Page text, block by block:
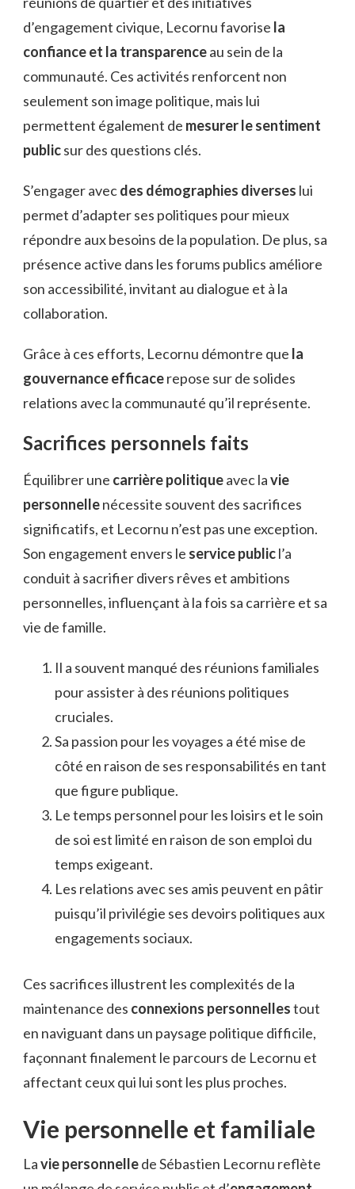
d’engagement civique, Lecornu favorise la
confiance et la transparenceau sein de la
communauté. Ces activités renforcent non
seulement son image politique, mais lui
permettent également de mesurer le sentiment
publicsur des questions clés.
S’engager avecdes démographies diverses lui
permet d’adapter ses politiques pour mieux
répondre aux besoins de la population. De plus, sa
présence active dans les forums publics améliore
son accessibilité, invitant au dialogue et à la
collaboration.
Grâce à ces efforts, Lecornu démontre que la
gouvernance efficacerepose sur de solides
relations avec la communauté qu’il représente.
Sacrifices personnels faits
Équilibrer une carrière politiqueavec lavie
personnellenécessite souvent des sacrifices
significatifs, et Lecornu n’est pas une exception.
Son engagement envers le service publicl’a
conduit à sacrifier divers rêves et ambitions
personnelles, influençant à la fois sa carrière et sa
vie de famille.
Il a souvent manqué des réunions familiales
pour assister à des réunions politiques
cruciales.
Sa passion pour les voyages a été mise de
côté en raison de ses responsabilités en tant
que figure publique.
Le temps personnel pour les loisirs et le soin
de soi est limité en raison de son emploi du
temps exigeant.
Les relations avec ses amis peuvent en pâtir
puisqu’il privilégie ses devoirs politiques aux
engagements sociaux.
Ces sacrifices illustrent les complexités de la
maintenance des connexions personnellestout
en naviguant dans un paysage politique difficile,
façonnant finalement le parcours de Lecornu et
affectant ceux qui lui sont les plus proches.
Vie personnelle et familiale
Lavie personnellede Sébastien Lecornu reflète